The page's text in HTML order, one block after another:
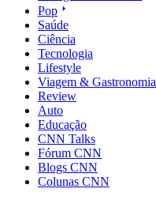
Pop
Saúde
Ciência
Tecnologia
Lifestyle
Viagem & Gastronomia
Review
Auto
Educação
CNN Talks
Fórum CNN
Blogs CNN
Colunas CNN